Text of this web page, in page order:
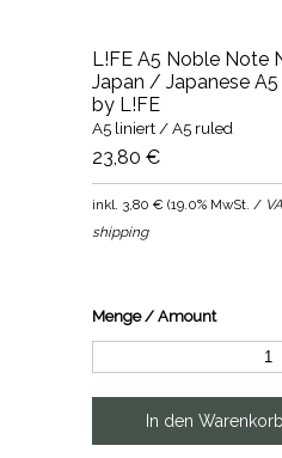
L!FE A5 Noble Note
Japan / Japanese
by L!FE
A5 liniert / A5 ruled
23,80 €
inkl. 3,80 € (19.0% MwSt. /
shipping
Menge / Amount